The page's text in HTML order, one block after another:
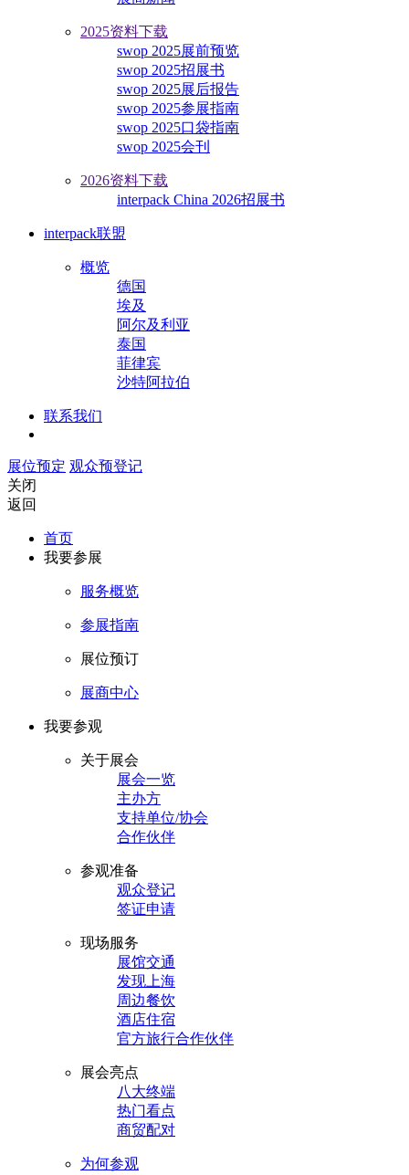
2025资料下载
swop 2025展前预览
swop 2025招展书
swop 2025展后报告
swop 2025参展指南
swop 2025口袋指南
swop 2025会刊
2026资料下载
interpack China 2026招展书
interpack联盟
概览
德国
埃及
阿尔及利亚
泰国
菲律宾
沙特阿拉伯
联系我们
展位预定 观众预登记
关闭
返回
首页
我要参展
服务概览
参展指南
展位预订
展商中心
我要参观
关于展会
展会一览
主办方
支持单位/协会
合作伙伴
参观准备
观众登记
签证申请
现场服务
展馆交通
发现上海
周边餐饮
酒店住宿
官方旅行合作伙伴
展会亮点
八大终端
热门看点
商贸配对
为何参观